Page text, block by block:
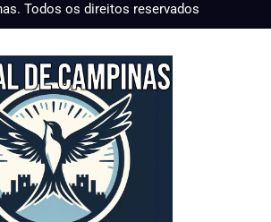
Todos os direitos reservados